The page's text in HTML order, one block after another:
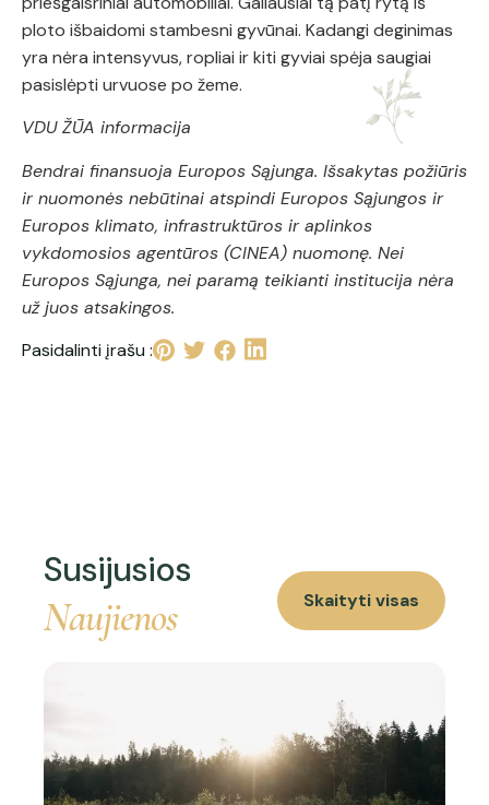
ploto išbaidomi stambesni gyvūnai. Kadangi deginimas
yra nėra intensyvus, ropliai ir kiti gyviai spėja saugiai
pasislėpti urvuose po žeme.
VDU ŽŪA informacija
Bendrai finansuoja Europos Sąjunga. Išsakytas požiūris
ir nuomonės nebūtinai atspindi Europos Sąjungos ir
Europos klimato, infrastruktūros ir aplinkos
vykdomosios agentūros (CINEA) nuomonę. Nei
Europos Sąjunga, nei paramą teikianti institucija nėra
už juos atsakingos.
Pasidalinti įrašu :
Susijusios
Naujienos Skaityti visas